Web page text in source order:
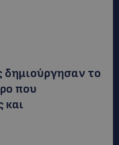
δημιούργησαν το
που
και